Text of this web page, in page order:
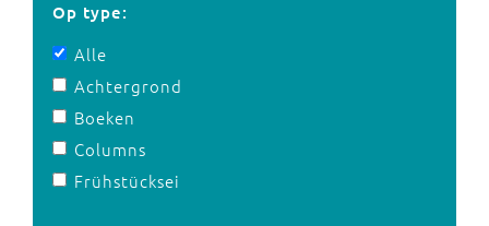
Op type:
Alle
Achtergrond
Boeken
Columns
Frühstücksei